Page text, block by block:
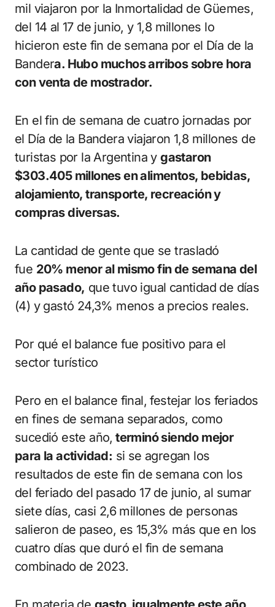
mil viajaron por la Inmortalidad de Güemes,
del 14 al 17 de junio, y 1,8 millones lo
hicieron este fin de semana por el Día de la
Bandera. Hubo muchos arribos sobre hora
con venta de mostrador.
En el fin de semana de cuatro jornadas por
el Día de la Bandera viajaron 1,8 millones de
turistas por la Argentina ygastaron
$303.405 millones en alimentos, bebidas,
alojamiento, transporte, recreación y
compras diversas.
La cantidad de gente que se trasladó
fue 20% menor al mismo fin de semana del
año pasado, que tuvo igual cantidad de días
(4) y gastó 24,3% menos a precios reales.
Por qué el balance fue positivo para el
sector turístico
Pero en el balance final, festejar los feriados
en fines de semana separados, como
sucedió este año, terminó siendo mejor
para la actividad: si se agregan los
resultados de este fin de semana con los
del feriado del pasado 17 de junio, al sumar
siete días, casi 2,6 millones de personas
salieron de paseo, es 15,3% más que en los
cuatro días que duró el fin de semana
combinado de 2023.